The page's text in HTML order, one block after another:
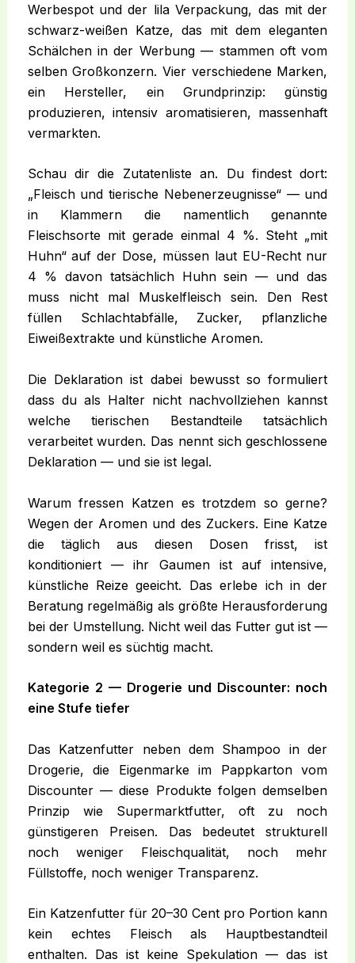
Werbespot und der lila Verpackung, das mit der
schwarz-weißen Katze, das mit dem eleganten
Schälchen in der Werbung — stammen oft vom
selben Großkonzern. Vier verschiedene Marken,
ein Hersteller, ein Grundprinzip: günstig
produzieren, intensiv aromatisieren, massenhaft
vermarkten.
Schau dir die Zutatenliste an. Du findest dort:
„Fleisch und tierische Nebenerzeugnisse“ — und
in Klammern die namentlich genannte
Fleischsorte mit gerade einmal 4 %. Steht „mit
Huhn“ auf der Dose, müssen laut EU-Recht nur
4 % davon tatsächlich Huhn sein — und das
muss nicht mal Muskelfleisch sein. Den Rest
füllen Schlachtabfälle, Zucker, pflanzliche
Eiweißextrakte und künstliche Aromen.
Die Deklaration ist dabei bewusst so formuliert
dass du als Halter nicht nachvollziehen kannst
welche tierischen Bestandteile tatsächlich
verarbeitet wurden. Das nennt sich geschlossene
Deklaration — und sie ist legal.
Warum fressen Katzen es trotzdem so gerne?
Wegen der Aromen und des Zuckers. Eine Katze
die täglich aus diesen Dosen frisst, ist
konditioniert — ihr Gaumen ist auf intensive,
künstliche Reize geeicht. Das erlebe ich in der
Beratung regelmäßig als größte Herausforderung
bei der Umstellung. Nicht weil das Futter gut ist —
sondern weil es süchtig macht.
Kategorie 2 — Drogerie und Discounter: noch
eine Stufe tiefer
Das Katzenfutter neben dem Shampoo in der
Drogerie, die Eigenmarke im Pappkarton vom
Discounter — diese Produkte folgen demselben
Prinzip wie Supermarktfutter, oft zu noch
günstigeren Preisen. Das bedeutet strukturell
noch weniger Fleischqualität, noch mehr
Füllstoffe, noch weniger Transparenz.
Ein Katzenfutter für 20–30 Cent pro Portion kann
kein echtes Fleisch als Hauptbestandteil
enthalten. Das ist keine Spekulation — das ist